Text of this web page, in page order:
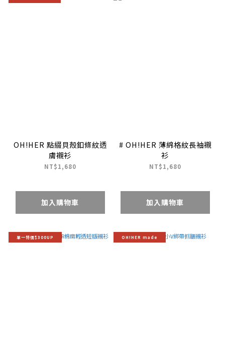
OH!HER 點綴貝殼釦條紋透
膚襯衫
NT$1,680
加入購物車
# OH!HER 薄綿格紋長袖襯
衫
NT$1,680
加入購物車
單一特價$300UP OH!HER made